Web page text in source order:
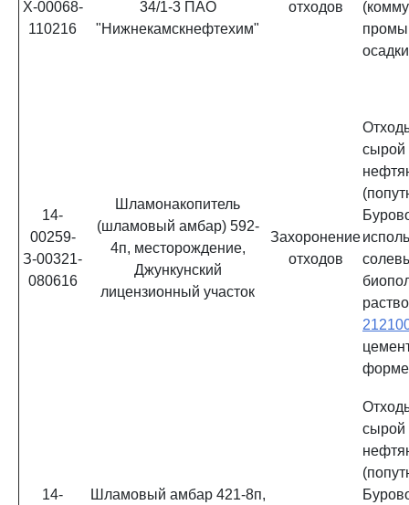
Х-00068-
110216
34/1-3 ПАО
"Нижнекамскнефтехим"
отходов
14-
00259-
З-00321-
080616
Шламонакопитель
(шламовый амбар) 592-
4п, месторождение,
Джункунский
лицензионный участок
Захоронение
отходов
14-
Шламовый амбар 421-8п,